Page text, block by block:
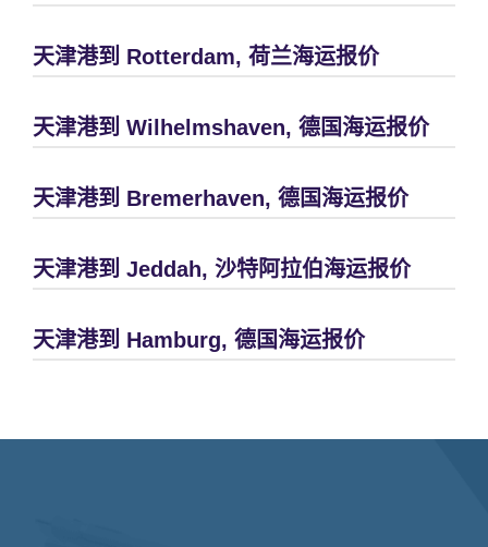
天津港到 Rotterdam, 荷兰海运报价
天津港到 Wilhelmshaven, 德国海运报价
天津港到 Bremerhaven, 德国海运报价
天津港到 Jeddah, 沙特阿拉伯海运报价
天津港到 Hamburg, 德国海运报价